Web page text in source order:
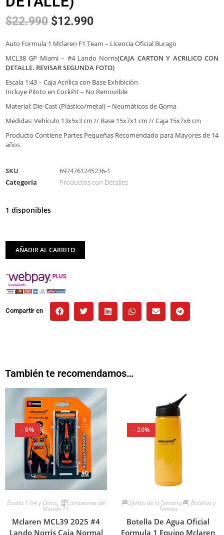
$22.990 $12.990
Auto Formula 1 Mclaren F1 Team – Licencia Oficial Burago
MCL38 GP Miami – #4 Lando Norris(CAJA CARTON Y ACRILICO CON
DETALLE. REVISAR SEGUNDA FOTO)
Escala 1:43 – Caja Acrílica con Base Exhibición
Incluye Piloto en CockPit – No Removible
Material: Die-Cast (Plástico/metal) ~ Neumáticos de Goma
Medidas: Vehículo 13x5x3 cm // Base 15x7x1 cm // Caja 15x7x6 cm
Producto Contiene Partes Pequeñas Recomendado para Mayores de 14
años
SKU
6974761245236-1
Categoría
Productos con Detalles
1 disponibles
AÑADIR AL CARRITO
Compartir en
También te recomendamos…
- 9%
Escala 1:64 y Otros, 🏆Campeones del
Mundo F1
Mclaren MCL39 2025 #4
Lando Norris Caja Normal
- 20%
🏁Ofertas de la Semana🏁, Botellas y
Termos
Botella De Agua Oficial
Formula 1 Equipo Mclaren